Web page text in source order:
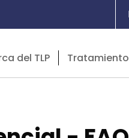
del TLP Tratamiento